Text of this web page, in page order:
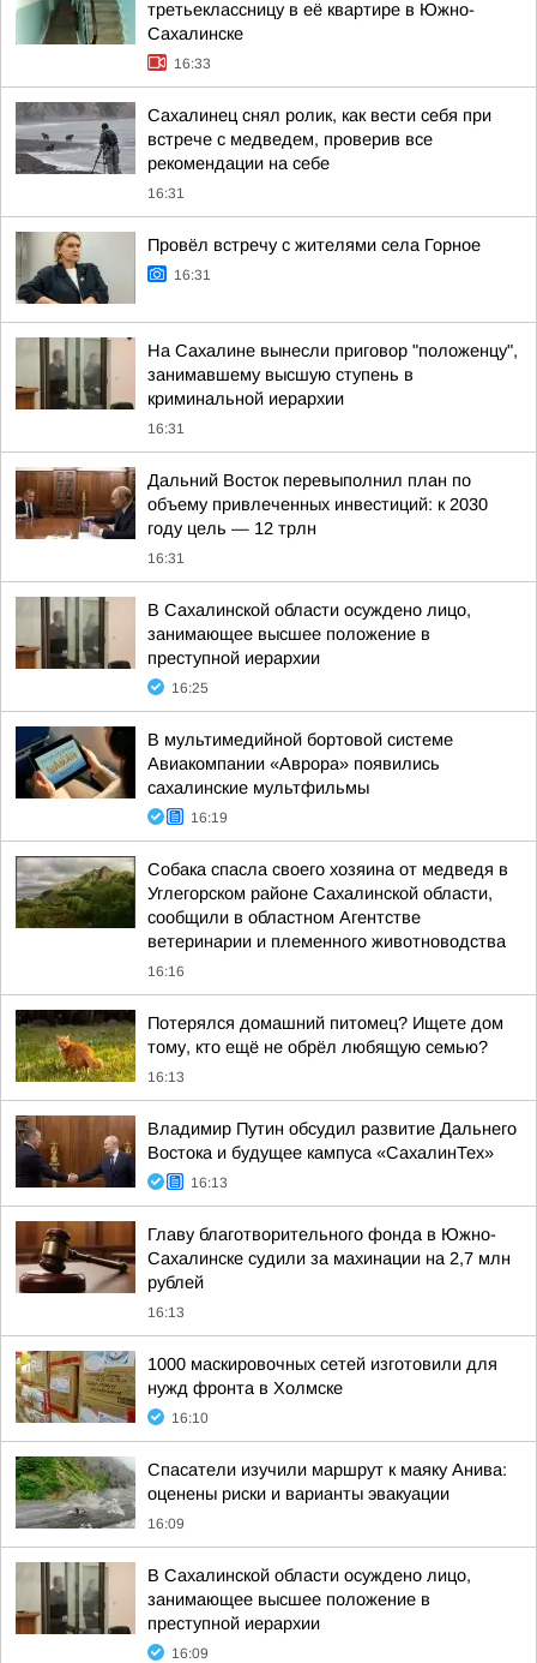
третьеклассницу в её квартире в Южно-
Сахалинске
16:33
Сахалинец снял ролик, как вести себя при
встрече с медведем, проверив все
рекомендации на себе
16:31
Провёл встречу с жителями села Горное
16:31
На Сахалине вынесли приговор "положенцу",
занимавшему высшую ступень в
криминальной иерархии
16:31
Дальний Восток перевыполнил план по
объему привлеченных инвестиций: к 2030
году цель — 12 трлн
16:31
В Сахалинской области осуждено лицо,
занимающее высшее положение в
преступной иерархии
16:25
В мультимедийной бортовой системе
Авиакомпании «Аврора» появились
сахалинские мультфильмы
16:19
Собака спасла своего хозяина от медведя в
Углегорском районе Сахалинской области,
сообщили в областном Агентстве
ветеринарии и племенного животноводства
16:16
Потерялся домашний питомец? Ищете дом
тому, кто ещё не обрёл любящую семью?
16:13
Владимир Путин обсудил развитие Дальнего
Востока и будущее кампуса «СахалинТех»
16:13
Главу благотворительного фонда в Южно-
Сахалинске судили за махинации на 2,7 млн
рублей
16:13
1000 маскировочных сетей изготовили для
нужд фронта в Холмске
16:10
Спасатели изучили маршрут к маяку Анива:
оценены риски и варианты эвакуации
16:09
В Сахалинской области осуждено лицо,
занимающее высшее положение в
преступной иерархии
16:09